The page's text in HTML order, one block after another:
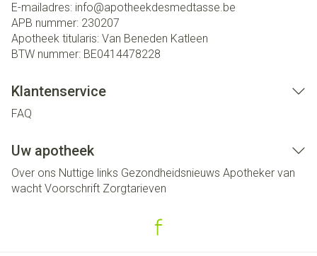
E-mailadres: info@apotheekdesmedtasse.be
APB nummer: 230207
Apotheek titularis: Van Beneden Katleen
BTW nummer: BE0414478228
Klantenservice
FAQ
Uw apotheek
Over ons Nuttige links Gezondheidsnieuws Apotheker van
wacht Voorschrift Zorgtarieven